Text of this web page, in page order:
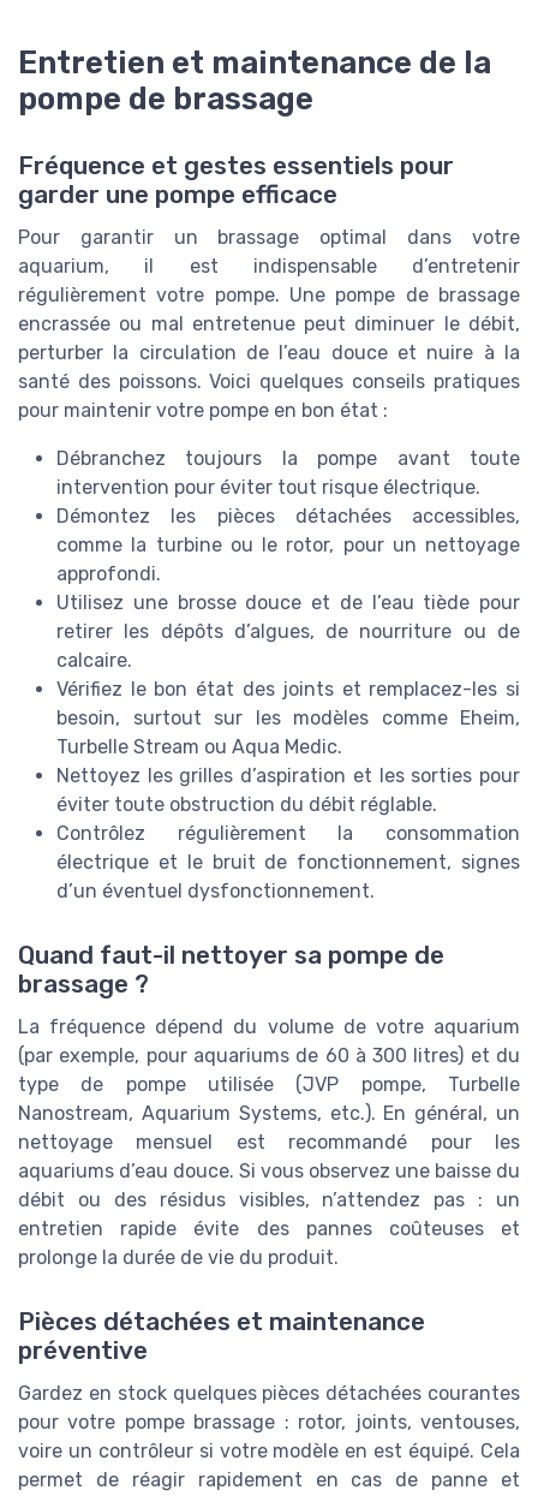
Entretien et maintenance de la
pompe de brassage
Fréquence et gestes essentiels pour
garder une pompe efficace
Pour garantir un brassage optimal dans votre
aquarium, il est indispensable d’entretenir
régulièrement votre pompe. Une pompe de brassage
encrassée ou mal entretenue peut diminuer le débit,
perturber la circulation de l’eau douce et nuire à la
santé des poissons. Voici quelques conseils pratiques
pour maintenir votre pompe en bon état :
Débranchez toujours la pompe avant toute
intervention pour éviter tout risque électrique.
Démontez les pièces détachées accessibles,
comme la turbine ou le rotor, pour un nettoyage
approfondi.
Utilisez une brosse douce et de l’eau tiède pour
retirer les dépôts d’algues, de nourriture ou de
calcaire.
Vérifiez le bon état des joints et remplacez-les si
besoin, surtout sur les modèles comme Eheim,
Turbelle Stream ou Aqua Medic.
Nettoyez les grilles d’aspiration et les sorties pour
éviter toute obstruction du débit réglable.
Contrôlez régulièrement la consommation
électrique et le bruit de fonctionnement, signes
d’un éventuel dysfonctionnement.
Quand faut-il nettoyer sa pompe de
brassage ?
La fréquence dépend du volume de votre aquarium
(par exemple, pour aquariums de 60 à 300 litres) et du
type de pompe utilisée (JVP pompe, Turbelle
Nanostream, Aquarium Systems, etc.). En général, un
nettoyage mensuel est recommandé pour les
aquariums d’eau douce. Si vous observez une baisse du
débit ou des résidus visibles, n’attendez pas : un
entretien rapide évite des pannes coûteuses et
prolonge la durée de vie du produit.
Pièces détachées et maintenance
préventive
Gardez en stock quelques pièces détachées courantes
pour votre pompe brassage : rotor, joints, ventouses,
voire un contrôleur si votre modèle en est équipé. Cela
permet de réagir rapidement en cas de panne et